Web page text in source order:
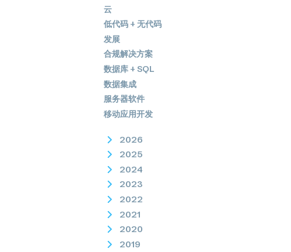
云
低代码 + 无代码
发展
合规解决方案
数据库 + SQL
数据集成
服务器软件
移动应用开发
2026
2025
2024
2023
2022
2021
2020
2019